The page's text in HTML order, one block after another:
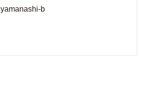
yamanashi-b